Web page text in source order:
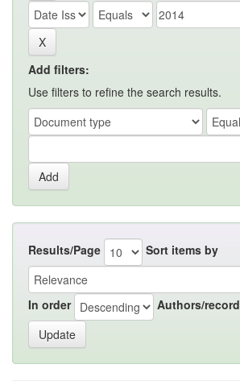
Add filters:
Use filters to refine the search results.
Results/Page Sort items by
In order Authors/record